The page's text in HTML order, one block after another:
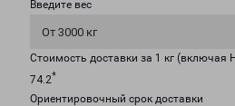
Введите вес
От 3000 кг
Стоимость доставки за 1 кг (включая
74.2*
Ориентировочный срок доставки